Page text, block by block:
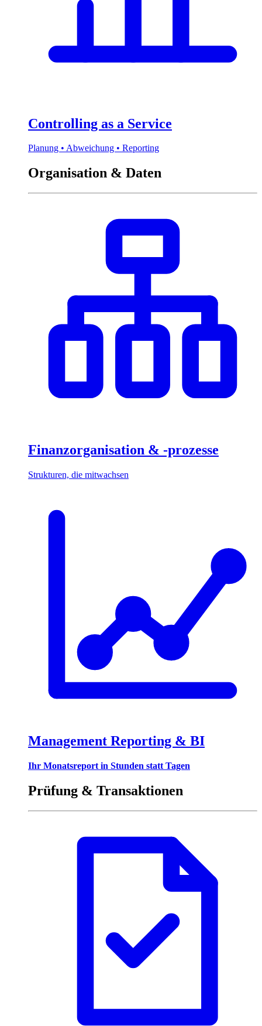
Controlling as a Service
Planung • Abweichung • Reporting
Organisation & Daten
Finanzorganisation & -prozesse
Strukturen, die mitwachsen
Management Reporting & BI
Ihr Monatsreport in Stunden statt Tagen
Prüfung & Transaktionen